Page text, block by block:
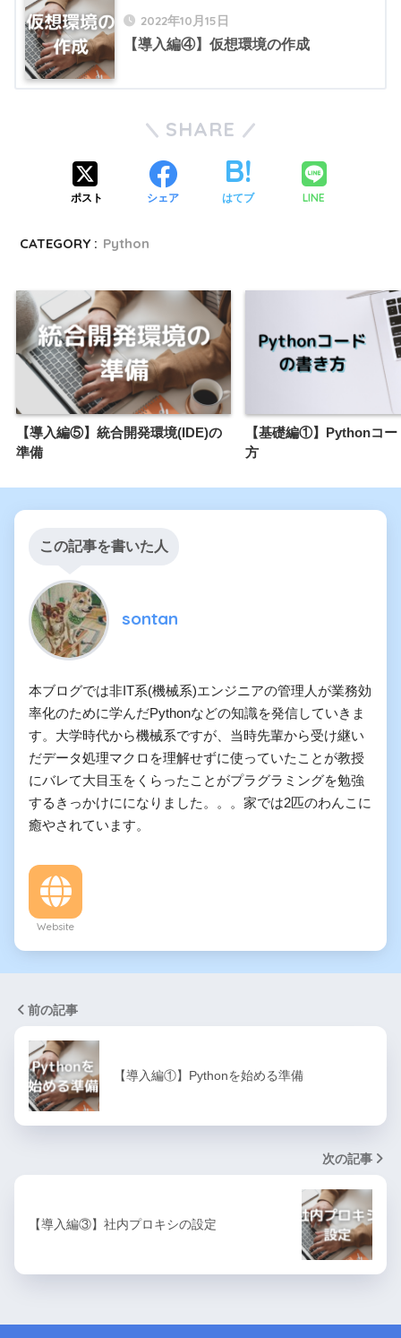
2022年10月15日
2022年10月15日
【導入編④】仮想環境の作成
SHARE
ポスト シェア はてブ LINE
CATEGORY : Python
【導入編⑤】統合開発環境(IDE)の
準備
【基礎編①】Pythonコー
方
この記事を書いた人
sontan
本ブログでは非IT系(機械系)エンジニアの管理人が業務効
率化のために学んだPythonなどの知識を発信していきま
す。大学時代から機械系ですが、当時先輩から受け継い
だデータ処理マクロを理解せずに使っていたことが教授
にバレて大目玉をくらったことがプラグラミングを勉強
するきっかけにになりました。。。家では2匹のわんこに
癒やされています。
Website
前の記事
【導入編①】Pythonを始める準備
次の記事
【導入編③】社内プロキシの設定